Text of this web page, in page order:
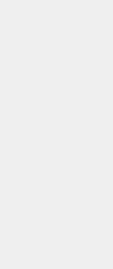
ilişkin
bakım
ödemelerin
seviyesine
KAP)
Vadeli
notunu
(Kaynak: